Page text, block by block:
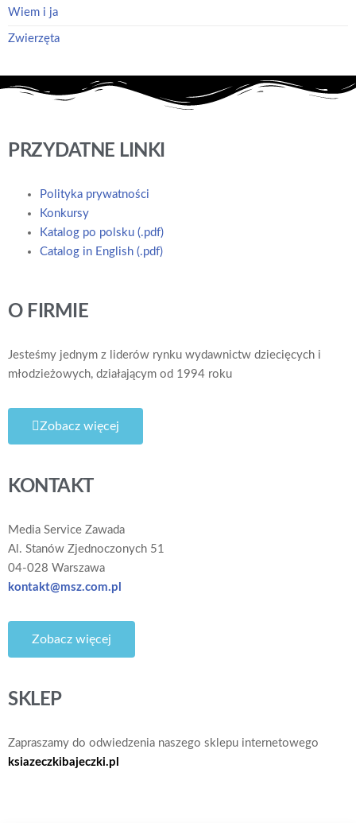
Wiem i ja
Zwierzęta
PRZYDATNE LINKI
Polityka prywatności
Konkursy
Katalog po polsku (.pdf)
Catalog in English (.pdf)
O FIRMIE
Jesteśmy jednym z liderów rynku wydawnictw dziecięcych i
młodzieżowych, działającym od 1994 roku
Zobacz więcej
KONTAKT
Media Service Zawada
Al. Stanów Zjednoczonych 51
04-028 Warszawa
kontakt@msz.com.pl
Zobacz więcej
SKLEP
Zapraszamy do odwiedzenia naszego sklepu internetowego
ksiazeczkibajeczki.pl